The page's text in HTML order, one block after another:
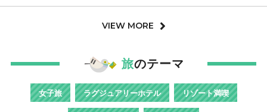
VIEW MORE
旅のテーマ
女子旅 ラグジュアリーホテル リゾート満喫